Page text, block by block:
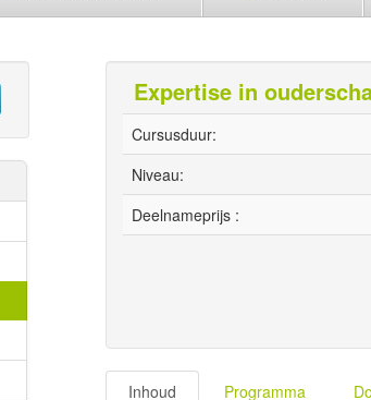
Expertise in
Cursusduur:
Niveau:
Deelnameprijs :
Inhoud Programma